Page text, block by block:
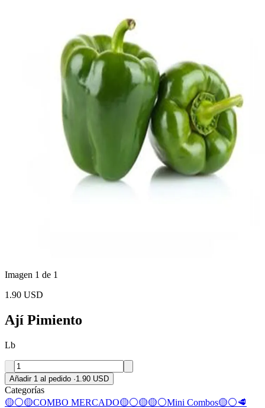
Imagen 1 de 1
1.90 USD
Ají Pimiento
Lb
Añadir 1 al pedido ·1.90 USD
Categorías
🟡⚪🟡COMBO MERCADO🟡⚪🟡🟡⚪Mini Combos🟡⚪🥩